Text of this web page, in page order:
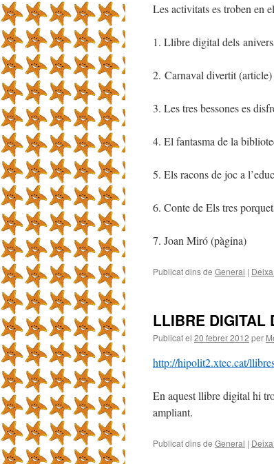
Les activitats es troben en
1. Llibre digital dels
2. Carnaval divertit (article)
3. Les tres bessones es
4. El fantasma de la
5. Els racons de joc a
6. Conte de Els tres
7. Joan Miró (pàgina)
Publicat dins de General |
LLIBRE DIGITAL
Publicat el 20 febrer 2012 per
http://hipolit2.xtec.cat/
En aquest llibre digital hi
ampliant.
Publicat dins de General |